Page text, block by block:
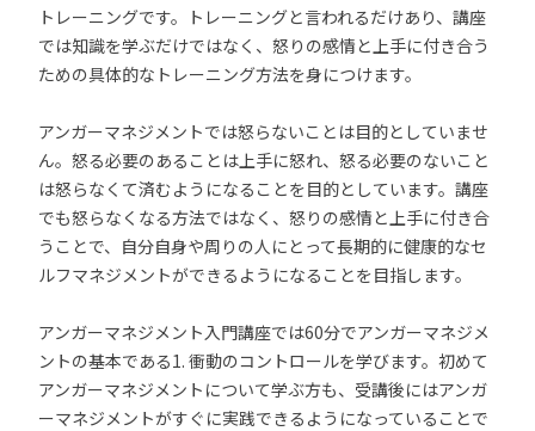
トレーニングです。トレーニングと言われるだけあり、講座
では知識を学ぶだけではなく、怒りの感情と上手に付き合う
ための具体的なトレーニング方法を身につけます。
アンガーマネジメントでは怒らないことは目的としていませ
ん。怒る必要のあることは上手に怒れ、怒る必要のないこと
は怒らなくて済むようになることを目的としています。講座
でも怒らなくなる方法ではなく、怒りの感情と上手に付き合
うことで、自分自身や周りの人にとって長期的に健康的なセ
ルフマネジメントができるようになることを目指します。
アンガーマネジメント入門講座では60分でアンガーマネジメ
ントの基本である1. 衝動のコントロールを学びます。初めて
アンガーマネジメントについて学ぶ方も、受講後にはアンガ
ーマネジメントがすぐに実践できるようになっていることで